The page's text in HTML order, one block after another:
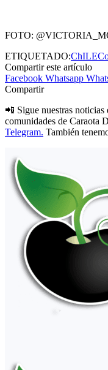
FOTO:
ETIQUETADO:ChILE
Compartir este artículo
Facebook Whatsapp
Compartir
📲 Sigue nuestras
comunidades de Caraota
Telegram. También